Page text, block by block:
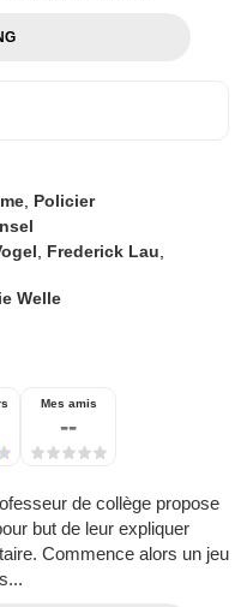
Policier
Frederick Lau
Welle
Mes amis
--
de collège propose
but de leur expliquer
Commence alors un jeu